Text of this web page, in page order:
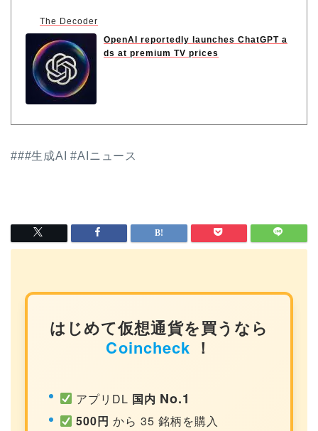
The Decoder
OpenAI reportedly launches ChatGPT a
ds at premium TV prices
###生成AI #AIニュース
はじめて仮想通貨を買うなら
Coincheck ！
アプリDL 国内 No.1
500円 から 35 銘柄を購入